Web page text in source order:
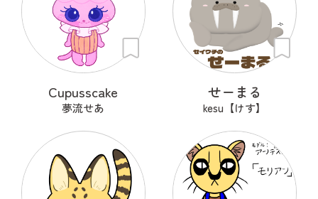
Cupusscake
夢流せあ
せーまる
kesu【けす】